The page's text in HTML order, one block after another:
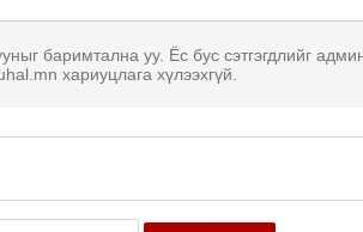
баримтална уу. Ёс бус сэтгэгдлийг
хариуцлага хүлээхгүй.